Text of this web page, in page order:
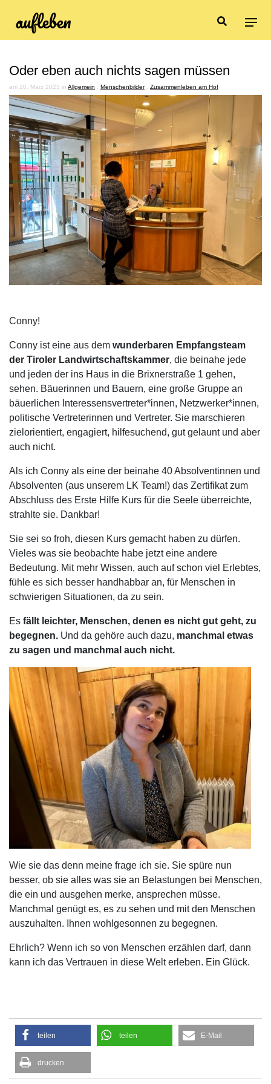
Oder eben auch nichts sagen müssen
am 20. März 2023 in Allgemein , Menschenbilder, Zusammenleben am Hof
Conny!
Conny ist eine aus dem wunderbaren Empfangsteam
der Tiroler Landwirtschaftskammer, die beinahe jede
und jeden der ins Haus in die Brixnerstraße 1 gehen,
sehen. Bäuerinnen und Bauern, eine große Gruppe an
bäuerlichen Interessensvertreter*innen, Netzwerker*innen,
politische Vertreterinnen und Vertreter. Sie marschieren
zielorientiert, engagiert, hilfesuchend, gut gelaunt und aber
auch nicht.
Als ich Conny als eine der beinahe 40 Absolventinnen und
Absolventen (aus unserem LK Team!) das Zertifikat zum
Abschluss des Erste Hilfe Kurs für die Seele überreichte,
strahlte sie. Dankbar!
Sie sei so froh, diesen Kurs gemacht haben zu dürfen.
Vieles was sie beobachte habe jetzt eine andere
Bedeutung. Mit mehr Wissen, auch auf schon viel Erlebtes,
fühle es sich besser handhabbar an, für Menschen in
schwierigen Situationen, da zu sein.
Es fällt leichter, Menschen, denen es nicht gut geht, zu
begegnen. Und da gehöre auch dazu, manchmal etwas
zu sagen und manchmal auch nicht.
Wie sie das denn meine frage ich sie. Sie spüre nun
besser, ob sie alles was sie an Belastungen bei Menschen,
die ein und ausgehen merke, ansprechen müsse.
Manchmal genügt es, es zu sehen und mit den Menschen
auszuhalten. Ihnen wohlgesonnen zu begegnen.
Ehrlich? Wenn ich so von Menschen erzählen darf, dann
kann ich das Vertrauen in diese Welt erleben. Ein Glück.
teilen teilen E-Mail
drucken